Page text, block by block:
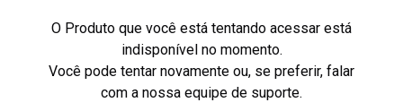
O Produto que você está tentando acessar está
indisponível no momento.
Você pode tentar novamente ou, se preferir, falar
com a nossa equipe de suporte.